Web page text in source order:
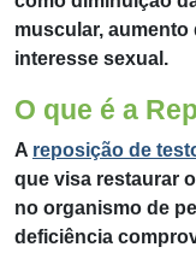
muscular,
interesse sexual.
O que é a
A reposição de
que visa restaurar
no organismo de
deficiência